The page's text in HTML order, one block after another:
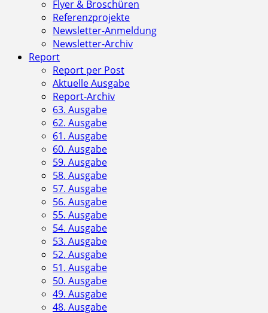
Flyer & Broschüren
Referenzprojekte
Newsletter-Anmeldung
Newsletter-Archiv
Report
Report per Post
Aktuelle Ausgabe
Report-Archiv
63. Ausgabe
62. Ausgabe
61. Ausgabe
60. Ausgabe
59. Ausgabe
58. Ausgabe
57. Ausgabe
56. Ausgabe
55. Ausgabe
54. Ausgabe
53. Ausgabe
52. Ausgabe
51. Ausgabe
50. Ausgabe
49. Ausgabe
48. Ausgabe